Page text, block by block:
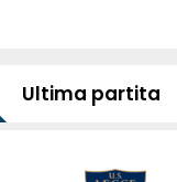
Ultima partita